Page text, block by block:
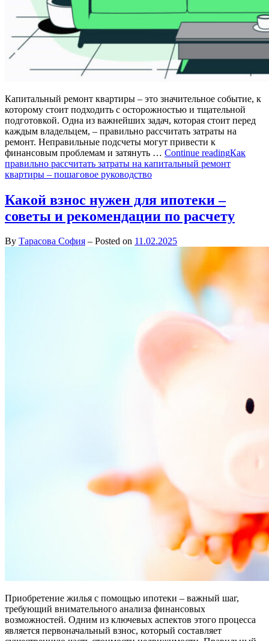
Капитальный ремонт квартиры – это значительное событие, к
которому стоит подходить с осторожностью и тщательной
подготовкой. Одна из важнейших задач, которая стоит перед
каждым владельцем, – правильно рассчитать затраты на
ремонт. Неправильные подсчеты могут привести к
финансовым проблемам и затянуть … Continue readingКак
правильно рассчитать затраты на капитальный ремонт
квартиры – пошаговое руководство
Какой взнос нужен для ипотеки –
советы и рекомендации по расчету
By Тарасова София – Posted on 11.02.2025
Приобретение жилья с помощью ипотеки – важный шаг,
требующий внимательного анализа финансовых
возможностей. Одним из ключевых аспектов этого процесса
является первоначальный взнос, который составляет